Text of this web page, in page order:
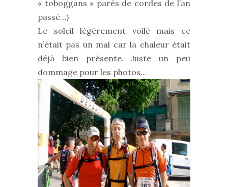
« toboggans » parés de cordes de l’an
passé…)
Le soleil légèrement voilé mais ce
n’était pas un mal car la chaleur était
déjà bien présente. Juste un peu
dommage pour les photos…